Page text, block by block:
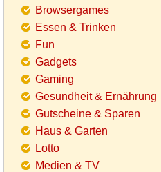
Browsergames
Essen & Trinken
Fun
Gadgets
Gaming
Gesundheit & Ernährung
Gutscheine & Sparen
Haus & Garten
Lotto
Medien & TV